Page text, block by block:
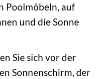
Poolmöbeln, auf
und die Sonne
Sie sich vor der
Sonnenschirm, der